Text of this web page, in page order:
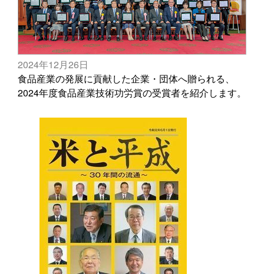
2024年12月26日
食品産業の発展に貢献した企業・団体へ贈られる、
2024年度食品産業技術功労賞の受賞者を紹介します。